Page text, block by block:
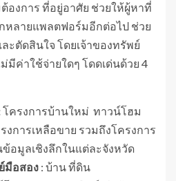
องการ ที่อยู่อาศัย ช่วยให้ผู้หาที่
หลายแพลตฟอร์มอีกต่อไป ช่วย
ะตัดสินใจ โดยเจ้าของทรัพย์
มีค่าใช้จ่ายใดๆ โดดเด่นด้วย 4
โครงการบ้านใหม่ ทาวน์โฮม
การเหลือขาย รวมถึงโครงการ
ข้อมูลเชิงลึกในแต่ละจังหวัด
มือสอง : บ้าน ที่ดิน